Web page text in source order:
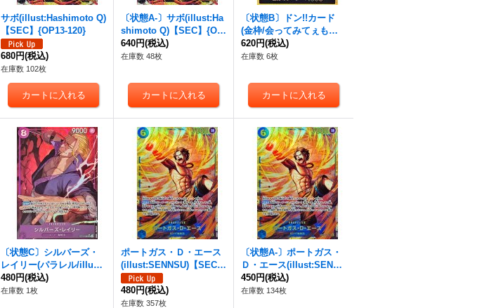
サボ(illust:Hashimoto Q)
【SEC】{OP13-120}
680円(税込)
在庫数 102枚
〔状態A-〕サボ(illust:Ha
shimoto Q)【SEC】{OP
13-120}
640円(税込)
在庫数 48枚
〔状態B〕ドン!!カード
(金枠/会ってみてぇもん
だ!!)【-】{-}
620円(税込)
在庫数 6枚
〔状態C〕シルバーズ・
レイリー(パラレル/illust:
lack)【SR/P】{OP13-06
6}
480円(税込)
在庫数 1枚
ポートガス・Ｄ・エース
(illust:SENNSU)【SEC】
{OP13-119}
480円(税込)
在庫数 357枚
〔状態A-〕ポートガス・
Ｄ・エース(illust:SENNS
U)【SEC】{OP13-119}
450円(税込)
在庫数 134枚